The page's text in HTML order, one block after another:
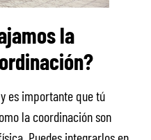
la
es importante que tú
la coordinación son